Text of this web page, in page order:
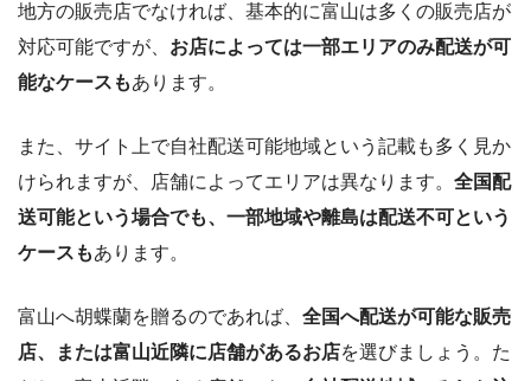
地方の販売店でなければ、基本的に富山は多くの販売店が
対応可能ですが、 お店によっては一部エリアのみ配送が可
能なケースもあります。
また、サイト上で自社配送可能地域という記載も多く見か
けられますが、店舗によってエリアは異なります。 全国配
送可能という場合でも、一部地域や離島は配送不可という
ケースもあります。
富山へ胡蝶蘭を贈るのであれば、 全国へ配送が可能な販売
店、または富山近隣に店舗があるお店を選びましょう。た